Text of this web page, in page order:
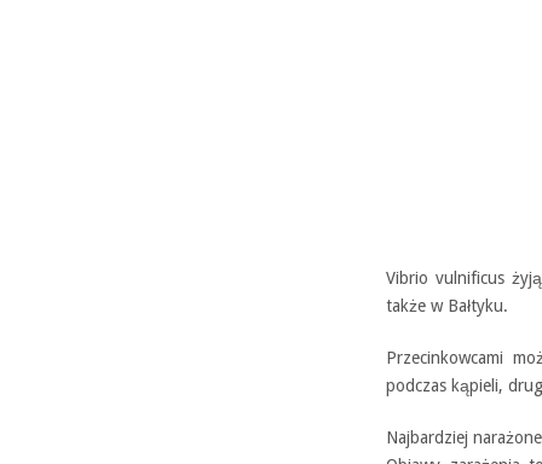
Vibrio vulnificus
także w Bałtyku.
Przecinkowcami
podczas kąpieli,
Najbardziej